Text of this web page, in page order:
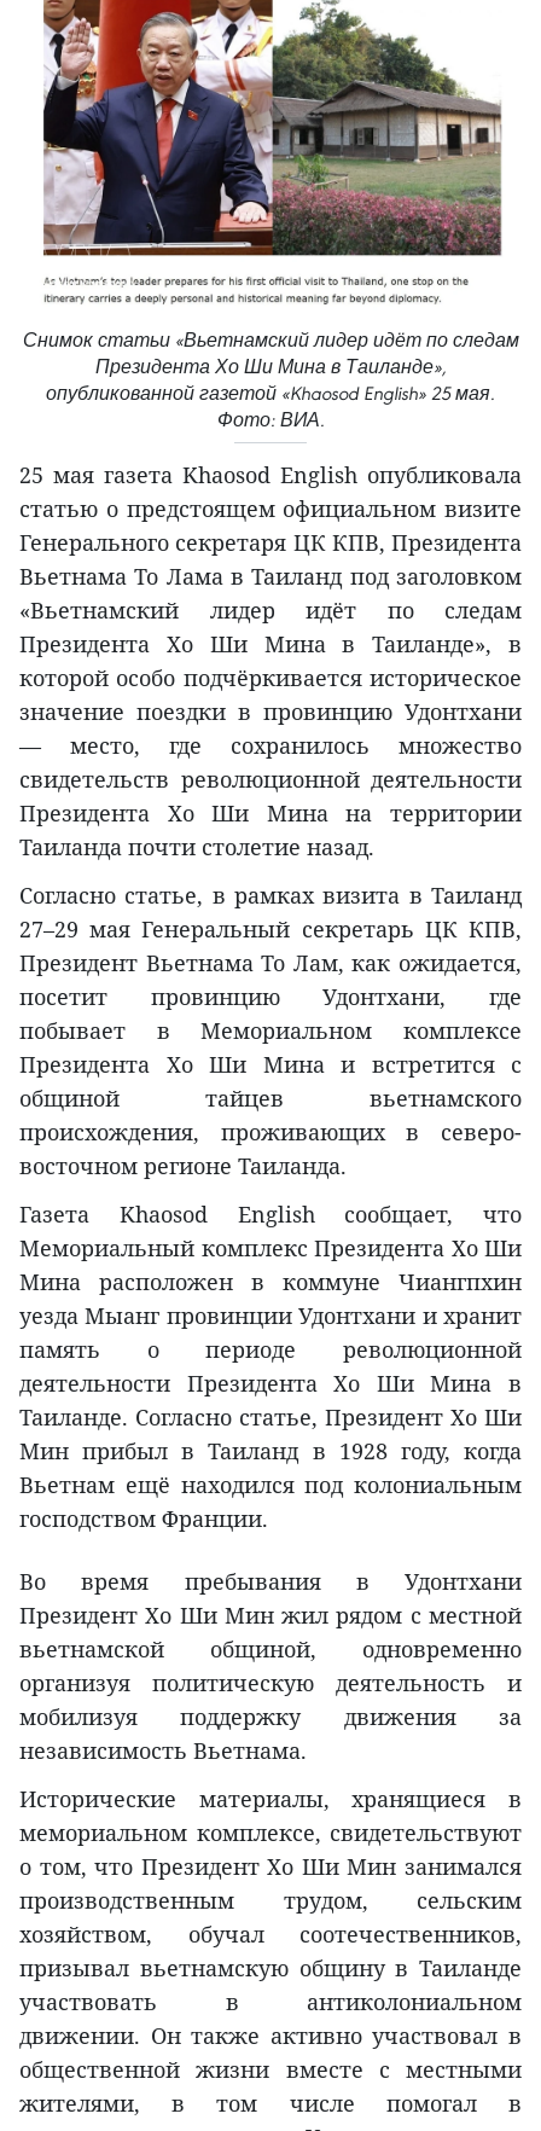
Снимок статьи «Вьетнамский лидер идёт по следам
Президента Хо Ши Мина в Таиланде»,
опубликованной газетой «Khaosod English» 25 мая.
Фото: ВИА.
25 мая газета Khaosod English опубликовала
статью о предстоящем официальном визите
Генерального секретаря ЦК КПВ, Президента
Вьетнама То Лама в Таиланд под заголовком
«Вьетнамский лидер идёт по следам
Президента Хо Ши Мина в Таиланде», в
которой особо подчёркивается историческое
значение поездки в провинцию Удонтхани
— место, где сохранилось множество
свидетельств революционной деятельности
Президента Хо Ши Мина на территории
Таиланда почти столетие назад.
Согласно статье, в рамках визита в Таиланд
27–29 мая Генеральный секретарь ЦК КПВ,
Президент Вьетнама То Лам, как ожидается,
посетит провинцию Удонтхани, где
побывает в Мемориальном комплексе
Президента Хо Ши Мина и встретится с
общиной тайцев вьетнамского
происхождения, проживающих в северо-
восточном регионе Таиланда.
Газета Khaosod English сообщает, что
Мемориальный комплекс Президента Хо Ши
Мина расположен в коммуне Чиангпхин
уезда Мыанг провинции Удонтхани и хранит
память о периоде революционной
деятельности Президента Хо Ши Мина в
Таиланде. Согласно статье, Президент Хо Ши
Мин прибыл в Таиланд в 1928 году, когда
Вьетнам ещё находился под колониальным
господством Франции.
Во время пребывания в Удонтхани
Президент Хо Ши Мин жил рядом с местной
вьетнамской общиной, одновременно
организуя политическую деятельность и
мобилизуя поддержку движения за
независимость Вьетнама.
Исторические материалы, хранящиеся в
мемориальном комплексе, свидетельствуют
о том, что Президент Хо Ши Мин занимался
производственным трудом, сельским
хозяйством, обучал соотечественников,
призывал вьетнамскую общину в Таиланде
участвовать в антиколониальном
движении. Он также активно участвовал в
общественной жизни вместе с местными
жителями, в том числе помогал в